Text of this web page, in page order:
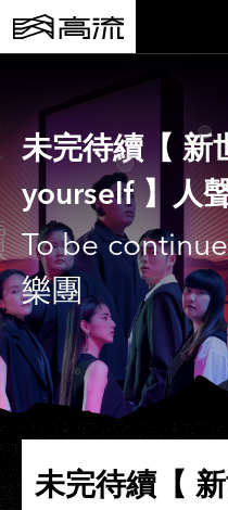
未完待續【 新
yourself 】人
To be
樂團
未完待續【